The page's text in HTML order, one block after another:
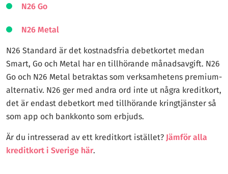
Genom våra strikta
och tillförlitlig.
N26 Go
N26 Metal
N26 Standard är det kostnadsfria debetkortet medan
Smart, Go och Metal har en tillhörande månadsavgift. N26
Go och N26 Metal betraktas som verksamhetens premium-
alternativ. N26 ger med andra ord inte ut några kreditkort,
det är endast debetkort med tillhörande kringtjänster så
som app och bankkonto som erbjuds.
Är du intresserad av ett kreditkort istället? Jämför alla
kreditkort i Sverige här.